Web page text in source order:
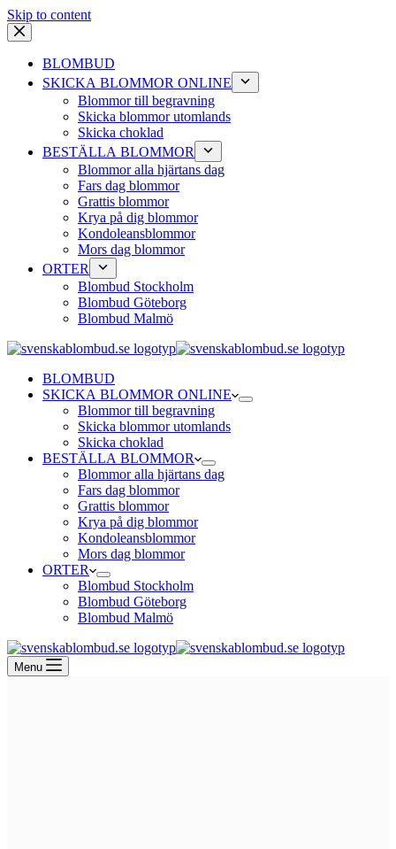
Skip to content
BLOMBUD
SKICKA BLOMMOR ONLINE
Blommor till begravning
Skicka blommor utomlands
Skicka choklad
BESTÄLLA BLOMMOR
Blommor alla hjärtans dag
Fars dag blommor
Grattis blommor
Krya på dig blommor
Kondoleansblommor
Mors dag blommor
ORTER
Blombud Stockholm
Blombud Göteborg
Blombud Malmö
BLOMBUD
SKICKA BLOMMOR ONLINE
Blommor till begravning
Skicka blommor utomlands
Skicka choklad
BESTÄLLA BLOMMOR
Blommor alla hjärtans dag
Fars dag blommor
Grattis blommor
Krya på dig blommor
Kondoleansblommor
Mors dag blommor
ORTER
Blombud Stockholm
Blombud Göteborg
Blombud Malmö
Menu